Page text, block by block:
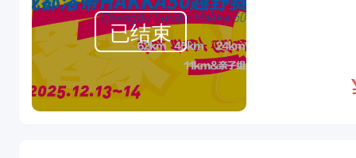
已结束